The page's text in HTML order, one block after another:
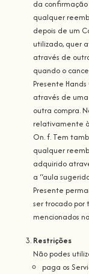
da
qualquer
depois de um
utilizado, quer
através de
quando o
Presente
através de
outra compra.
relativamente
On. f. Tem
qualquer
adquirido
a “aula
Presente
ser trocado por
mencionados
Restrições
Não podes
paga os